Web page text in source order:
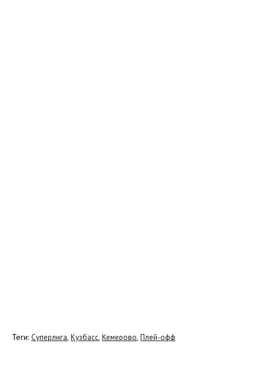
Теги: Суперлига, Кузбасс, Кемерово, Плей-офф